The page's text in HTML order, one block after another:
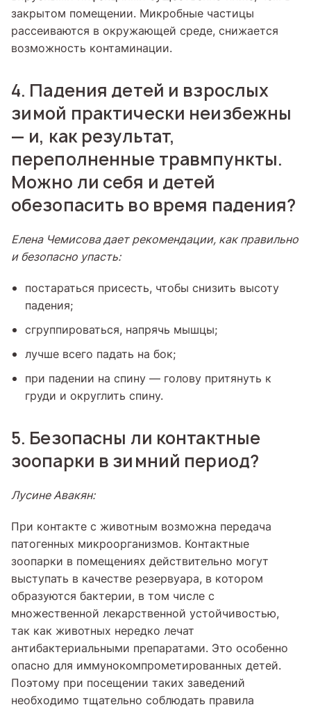
закрытом помещении. Микробные частицы
рассеиваются в окружающей среде, снижается
возможность контаминации.
4. Падения детей и взрослых
зимой практически неизбежны
— и, как результат,
переполненные травмпункты.
Можно ли себя и детей
обезопасить во время падения?
Елена Чемисова дает рекомендации, как правильно
и безопасно упасть:
постараться присесть, чтобы снизить высоту
падения;
сгруппироваться, напрячь мышцы;
лучше всего падать на бок;
при падении на спину — голову притянуть к
груди и округлить спину.
5. Безопасны ли контактные
зоопарки в зимний период?
Лусине Авакян:
При контакте с животным возможна передача
патогенных микроорганизмов. Контактные
зоопарки в помещениях действительно могут
выступать в качестве резервуара, в котором
образуются бактерии, в том числе с
множественной лекарственной устойчивостью,
так как животных нередко лечат
антибактериальными препаратами. Это особенно
опасно для иммунокомпрометированных детей.
Поэтому при посещении таких заведений
необходимо тщательно соблюдать правила